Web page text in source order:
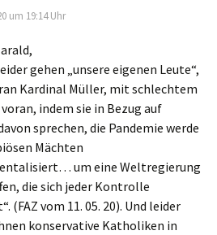
um 19:14 Uhr
gehen „unsere eigenen Leute“,
Kardinal Müller, mit schlechtem
indem sie in Bezug auf
sprechen, die Pandemie werde
Mächten
um eine Weltregierung
die sich jeder Kontrolle
(FAZ vom 11. 05. 20). Und leider
konservative Katholiken in